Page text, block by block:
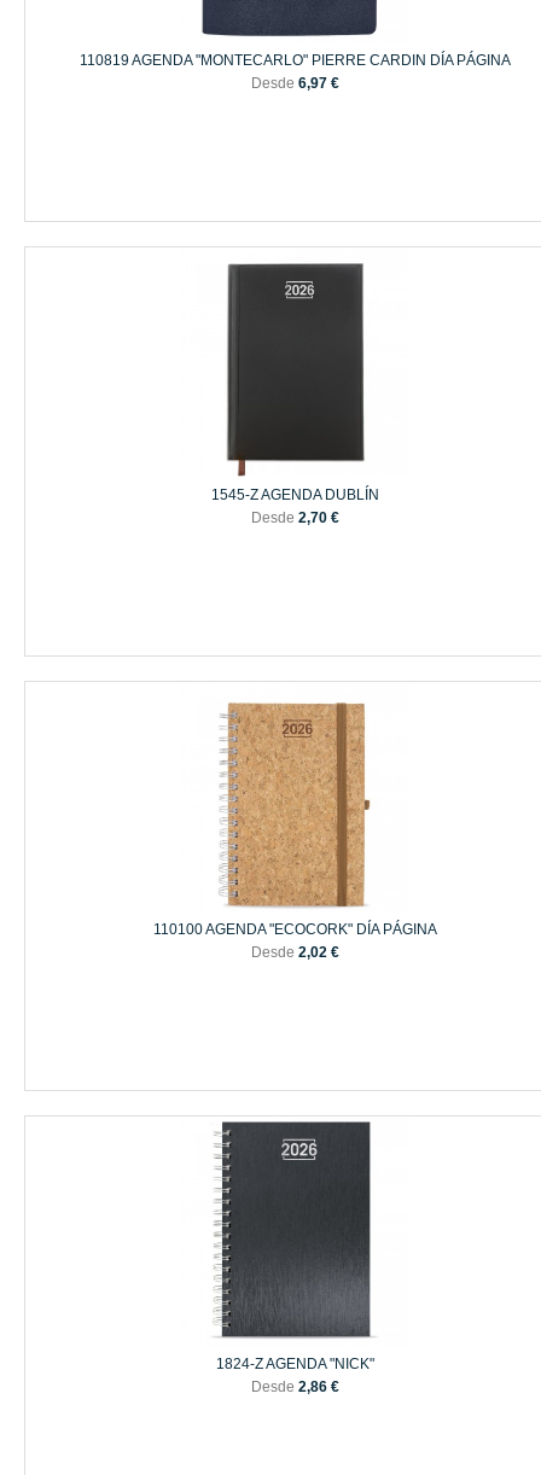
110819 AGENDA "MONTECARLO" PIERRE CARDIN DÍA PÁGINA
Desde 6,97 €
1545-Z AGENDA DUBLÍN
Desde 2,70 €
110100 AGENDA "ECOCORK" DÍA PÁGINA
Desde 2,02 €
1824-Z AGENDA "NICK"
Desde 2,86 €